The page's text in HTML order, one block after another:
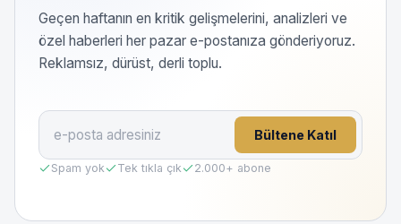
Geçen haftanın en kritik gelişmelerini, analizleri ve
özel haberleri her pazar e-postanıza gönderiyoruz.
Reklamsız, dürüst, derli toplu.
Bültene Katıl
Spam yok Tek tıkla çık 2.000+ abone